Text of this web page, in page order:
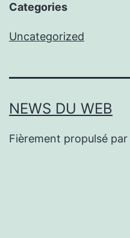
Categories
Uncategorized
NEWS DU WEB
Fièrement propulsé par